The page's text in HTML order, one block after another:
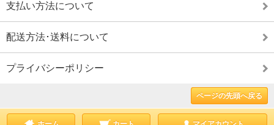
支払い方法について
配送方法･送料について
プライバシーポリシー
ページの先頭へ戻る